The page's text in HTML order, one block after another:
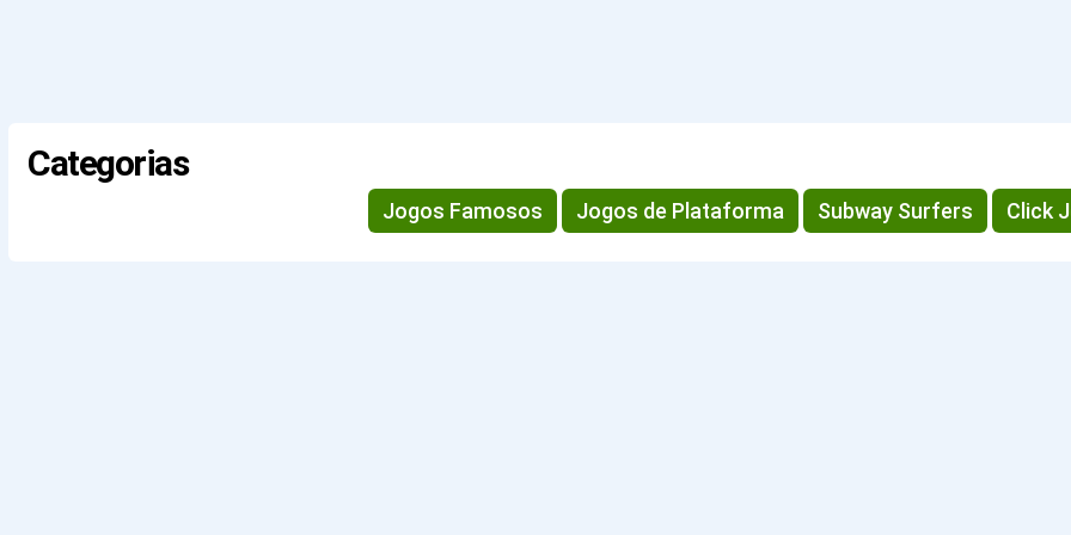
Categorias
Jogos Famosos Jogos de Plataforma Subway Surfers Click